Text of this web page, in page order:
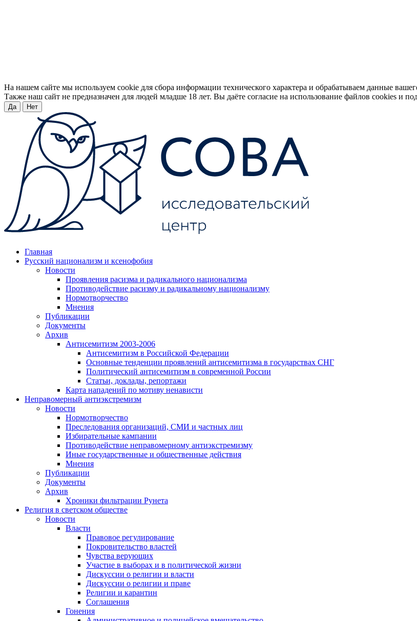
На нашем сайте мы используем cookie для сбора информации технического характера и обрабатываем данные
Также наш сайт не предназначен для людей младше 18 лет. Вы даёте согласие на использование файлов cookies и
Да Нет
Главная
Русский национализм и ксенофобия
Новости
Проявления расизма и радикального национализма
Противодействие расизму и радикальному национализму
Нормотворчество
Мнения
Публикации
Документы
Архив
Антисемитизм 2003-2006
Антисемитизм в Российской Федерации
Основные тенденции проявлений антисемитизма в государствах СНГ
Политический антисемитизм в современной России
Статьи, доклады, репортажи
Карта нападений по мотиву ненависти
Неправомерный антиэкстремизм
Новости
Нормотворчество
Преследования организаций, СМИ и частных лиц
Избирательные кампании
Противодействие неправомерному антиэкстремизму
Иные государственные и общественные действия
Мнения
Публикации
Документы
Архив
Хроники фильтрации Рунета
Религия в светском обществе
Новости
Власти
Правовое регулирование
Покровительство властей
Чувства верующих
Участие в выборах и в политической жизни
Дискуссии о религии и власти
Дискуссии о религии и праве
Религии и карантин
Соглашения
Гонения